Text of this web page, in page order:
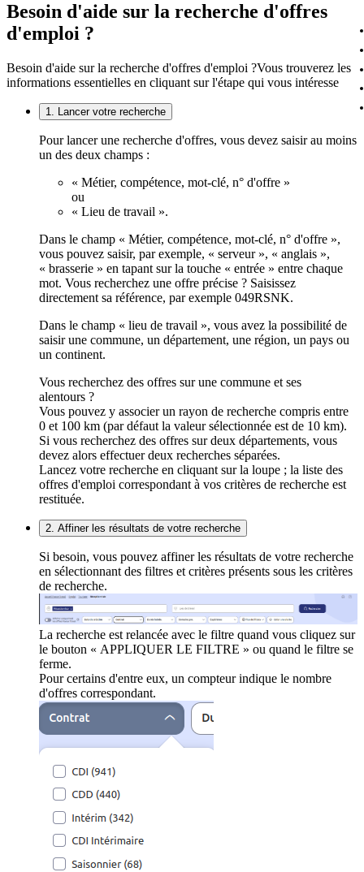
Besoin d'aide sur la recherche d'offres
d'emploi ?
Besoin d'aide sur la recherche d'offres d'emploi ?Vous trouverez les
informations essentielles en cliquant sur l'étape qui vous intéresse
1. Lancer votre recherche
Pour lancer une recherche d'offres, vous devez saisir au moins
un des deux champs :
« Métier, compétence, mot-clé, n° d'offre »
ou
« Lieu de travail ».
Dans le champ « Métier, compétence, mot-clé, n° d'offre »,
vous pouvez saisir, par exemple, « serveur », « anglais »,
« brasserie » en tapant sur la touche « entrée » entre chaque
mot. Vous recherchez une offre précise ? Saisissez
directement sa référence, par exemple 049RSNK.
Dans le champ « lieu de travail », vous avez la possibilité de
saisir une commune, un département, une région, un pays ou
un continent.
Vous recherchez des offres sur une commune et ses
alentours ?
Vous pouvez y associer un rayon de recherche compris entre
0 et 100 km (par défaut la valeur sélectionnée est de 10 km).
Si vous recherchez des offres sur deux départements, vous
devez alors effectuer deux recherches séparées.
Lancez votre recherche en cliquant sur la loupe ; la liste des
offres d'emploi correspondant à vos critères de recherche est
restituée.
2. Affiner les résultats de votre recherche
Si besoin, vous pouvez affiner les résultats de votre recherche
en sélectionnant des filtres et critères présents sous les critères
de recherche.
La recherche est relancée avec le filtre quand vous cliquez sur
le bouton « APPLIQUER LE FILTRE » ou quand le filtre se
ferme.
Pour certains d'entre eux, un compteur indique le nombre
d'offres correspondant.